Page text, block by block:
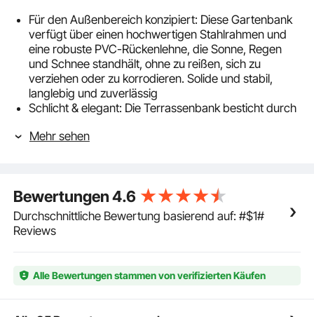
Für den Außenbereich konzipiert: Diese Gartenbank
verfügt über einen hochwertigen Stahlrahmen und
eine robuste PVC-Rückenlehne, die Sonne, Regen
und Schnee standhält, ohne zu reißen, sich zu
verziehen oder zu korrodieren. Solide und stabil,
langlebig und zuverlässig
Schlicht & elegant: Die Terrassenbank besticht durch
klassischem Antikbronze-Finish. Sie verleiht Ihrem
Bequemes Sitzen: Mit einer Länge von 46 Zoll (116
cm) und einer Tragkraft von bis zu 550 lbs (250 kg)
bietet diese Verandabank bequem Platz für zwei
Personen. Die geschwungene Sitzfläche entspannt
Rückenlehne und die Armlehnen eine natürlichere
und offenere Haltung fördern
einfach aufzubauen: Die vormontierten Teile müssen
Mehr sehen
Bewertungen4.6
Durchschnittliche Bewertung basierend auf: #$1#
Reviews
Alle Bewertungen stammen von verifizierten Käufen